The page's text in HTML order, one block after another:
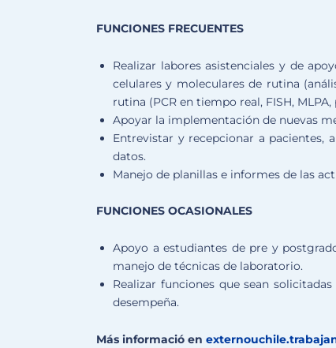
FUNCIONES FRECUENTES
Realizar labores asistenciales y de
celulares y moleculares de rutina
rutina (PCR en tiempo real, FISH,
Apoyar la implementación de nuevas
Entrevistar y recepcionar a pacientes,
datos.
Manejo de planillas e informes de las
FUNCIONES OCASIONALES
Apoyo a estudiantes de pre y
manejo de técnicas de laboratorio.
Realizar funciones que sean
desempeña.
Más informació en